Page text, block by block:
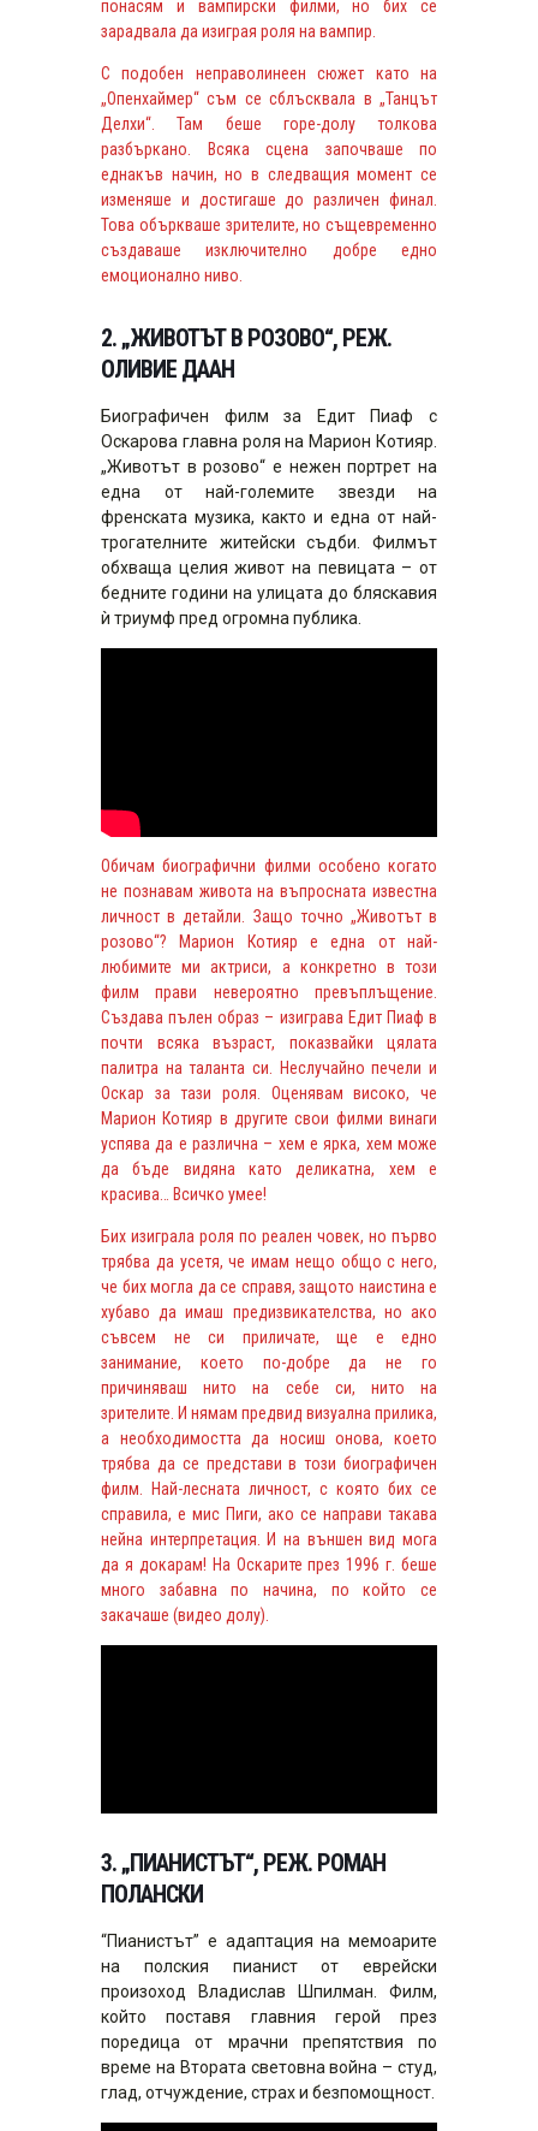
понасям и вампирски филми, но бих се
зарадвала да изиграя роля на вампир.
С подобен неправолинеен сюжет като на
„Опенхаймер“ съм се сблъсквала в „Танцът
Делхи“. Там беше горе-долу толкова
разбъркано. Всяка сцена започваше по
еднакъв начин, но в следващия момент се
изменяше и достигаше до различен финал.
Това объркваше зрителите, но същевременно
създаваше изключително добре едно
емоционално ниво.
2. „ЖИВОТЪТ В РОЗОВО“, РЕЖ.
ОЛИВИЕ ДААН
Биографичен филм за Едит Пиаф с
Оскарова главна роля на Марион Котияр.
„Животът в розово“ е нежен портрет на
една от най-големите звезди на
френската музика, както и една от най-
трогателните житейски съдби. Филмът
обхваща целия живот на певицата – от
бедните години на улицата до бляскавия
ѝ триумф пред огромна публика.
Обичам биографични филми особено когато
не познавам живота на въпросната известна
личност в детайли. Защо точно „Животът в
розово“? Марион Котияр е една от най-
любимите ми актриси, а конкретно в този
филм прави невероятно превъплъщение.
Създава пълен образ – изиграва Едит Пиаф в
почти всяка възраст, показвайки цялата
палитра на таланта си. Неслучайно печели и
Оскар за тази роля. Оценявам високо, че
Марион Котияр в другите свои филми винаги
успява да е различна – хем е ярка, хем може
да бъде видяна като деликатна, хем е
красива… Всичко умее!
Бих изиграла роля по реален човек, но първо
трябва да усетя, че имам нещо общо с него,
че бих могла да се справя, защото наистина е
хубаво да имаш предизвикателства, но ако
съвсем не си приличате, ще е едно
занимание, което по-добре да не го
причиняваш нито на себе си, нито на
зрителите. И нямам предвид визуална прилика,
а необходимостта да носиш онова, което
трябва да се представи в този биографичен
филм. Най-лесната личност, с която бих се
справила, е мис Пиги, ако се направи такава
нейна интерпретация. И на външен вид мога
да я докарам! На Оскарите през 1996 г. беше
много забавна по начина, по който се
закачаше (видео долу).
3. „ПИАНИСТЪТ“, РЕЖ. РОМАН
ПОЛАНСКИ
“Пианистът” е адаптация на мемоарите
на полския пианист от еврейски
произоход Владислав Шпилман. Филм,
който поставя главния герой през
поредица от мрачни препятствия по
време на Втората световна война – студ,
глад, отчуждение, страх и безпомощност.